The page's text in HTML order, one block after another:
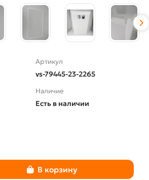
Артикул
vs-79445-23-2265
Наличие
Есть в наличии
В корзину